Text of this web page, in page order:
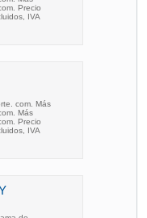
Precio
IVA
com. Más
Más
Precio
IVA